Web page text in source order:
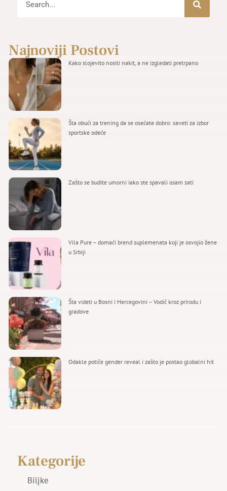
Najnoviji Postovi
Kako slojevito nositi nakit, a ne izgledati pretrpano
Šta obući za trening da se osećate dobro: saveti za izbor
sportske odeće
Zašto se budite umorni iako ste spavali osam sati
Vila Pure – domaći brend suplemenata koji je osvojio žene
u Srbiji
Šta videti u Bosni i Hercegovini – Vodič kroz prirodu i
gradove
Odakle potiče gender reveal i zašto je postao globalni hit
Kategorije
Biljke